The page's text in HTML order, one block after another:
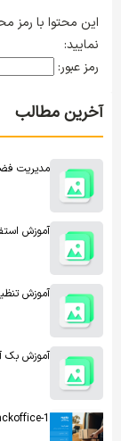
این محتوا با رمز
نمایید:
رمز عبور:
آخرین مطالب
مدیریت
آموزش
آموزش
آموزش بک
1